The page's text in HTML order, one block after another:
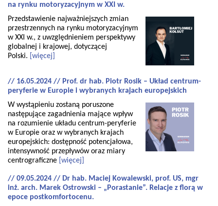
na rynku motoryzacyjnym w XXI w.
Przedstawienie najważniejszych zmian
przestrzennych na rynku motoryzacyjnym
w XXI w., z uwzględnieniem perspektywy
globalnej i krajowej, dotyczącej
Polski.
[więcej]
// 16.05.2024 // Prof. dr hab. Piotr Rosik – Układ centrum-
peryferie w Europie i wybranych krajach europejskich
W wystąpieniu zostaną poruszone
następujące zagadnienia mające wpływ
na rozumienie układu centrum-peryferie
w Europie oraz w wybranych krajach
europejskich: dostępność potencjałowa,
intensywność przepływów oraz miary
centrograficzne [więcej]
// 09.05.2024 // Dr hab. Maciej Kowalewski, prof. US, mgr
inż. arch. Marek Ostrowski – „Porastanie”. Relacje z florą w
epoce postkomfortocenu.